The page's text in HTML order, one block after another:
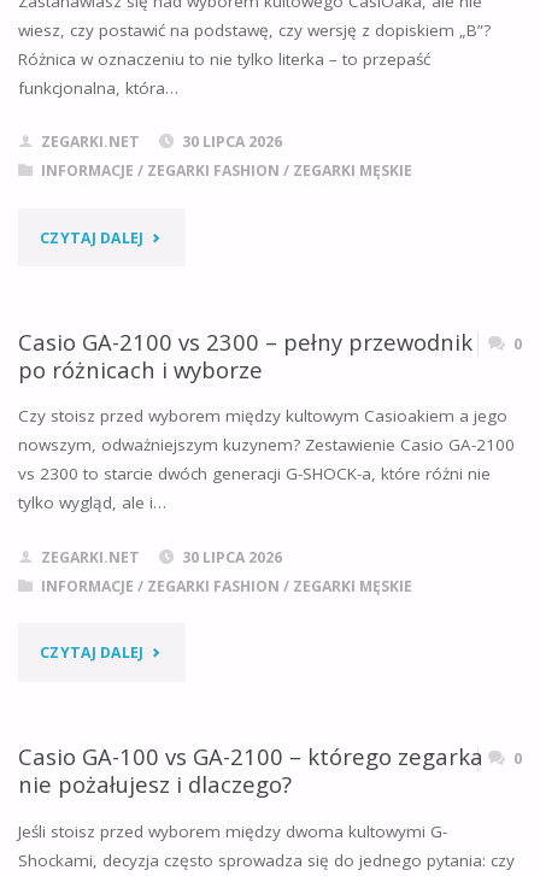
KTÓRY
KUPIĆ?"
GBD-
200
KTÓRY
wiesz, czy postawić na podstawę, czy wersję z dopiskiem „B”?
Różnica w oznaczeniu to nie tylko literka – to przepaść
funkcjonalna, która…
ZEGARKI.NET
30 LIPCA 2026
INFORMACJE / ZEGARKI FASHION / ZEGARKI MĘSKIE
CZYTAJ DALEJ "CASIO
2100
VS
GAB2100
–
Casio GA-2100 vs 2300 – pełny przewodnik
po różnicach i wyborze
0
Czy stoisz przed wyborem między kultowym Casioakiem a jego
nowszym, odważniejszym kuzynem? Zestawienie Casio GA-2100
vs 2300 to starcie dwóch generacji G-SHOCK-a, które różni nie
tylko wygląd, ale i…
ZEGARKI.NET
30 LIPCA 2026
INFORMACJE / ZEGARKI FASHION / ZEGARKI MĘSKIE
CZYTAJ DALEJ "CASIO
2100
VS
2300
Casio GA-100 vs GA-2100 – którego zegarka
nie pożałujesz i dlaczego?
0
Jeśli stoisz przed wyborem między dwoma kultowymi G-
Shockami, decyzja często sprowadza się do jednego pytania: czy